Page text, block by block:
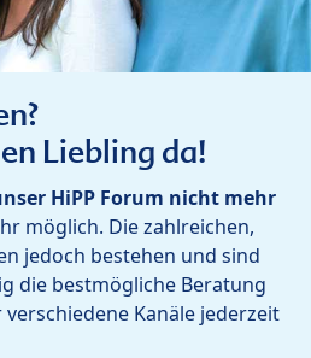
Liebling da!
HiPP Forum nicht mehr
möglich. Die zahlreichen,
jedoch bestehen und sind
die bestmögliche Beratung
verschiedene Kanäle jederzeit